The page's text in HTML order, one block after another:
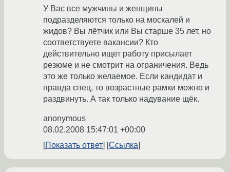
У Вас все мужчины и женщины
подразделяются только на москалей и
жидов? Вы лётчик или Вы старше 35 лет, но
соответствуете вакансии? Кто
действительно ищет работу присылает
резюме и не смотрит на ограничения. Ведь
это же только желаемое. Если кандидат и
правда спец, то возрастные рамки можно и
раздвинуть. А так только надувание щёк.
anonymous
08.02.2008 15:47:01 +00:00
Показать ответ
Ссылка